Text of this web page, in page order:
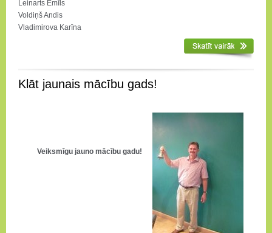
Leinarts Emīls
Voldiņš Andis
Vladimirova Karīna
Klāt jaunais mācību gads!
Veiksmīgu jauno mācību gadu!